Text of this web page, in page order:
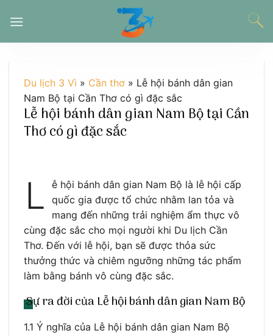
đến
Du lịch 3 Vì » Cần thơ » Lễ hội bánh dân gian
Nam Bộ tại Cần Thơ có gì đặc sắc
Lễ hội bánh dân gian Nam Bộ tại Cần
Thơ có gì đặc sắc
L
ễ hội bánh dân gian Nam Bộ là lễ hội cấp
quốc gia được tổ chức nhằm lan tỏa và
mang đến những trải nghiệm ẩm thực vô
cùng đặc sắc cho mọi người khi Du lịch Cần
Thơ. Đến với lễ hội, bạn sẽ được thỏa sức
thưởng thức và chiêm ngưỡng những tác phẩm
làm bằng bánh vô cùng đặc sắc.
Sự ra đời của Lễ hội bánh dân gian Nam Bộ
1.1 Ý nghĩa của Lễ hội bánh dân gian Nam Bộ